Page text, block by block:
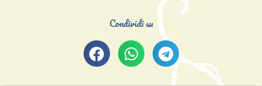
Condividi su